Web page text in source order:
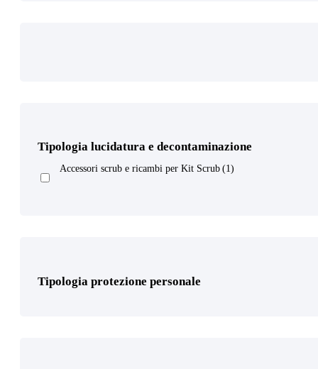
Prodotto Cosparsione
Tipologia lucidatura e decontaminazione
Accessori scrub e ricambi per Kit Scrub (1)
Tipologia protezione personale